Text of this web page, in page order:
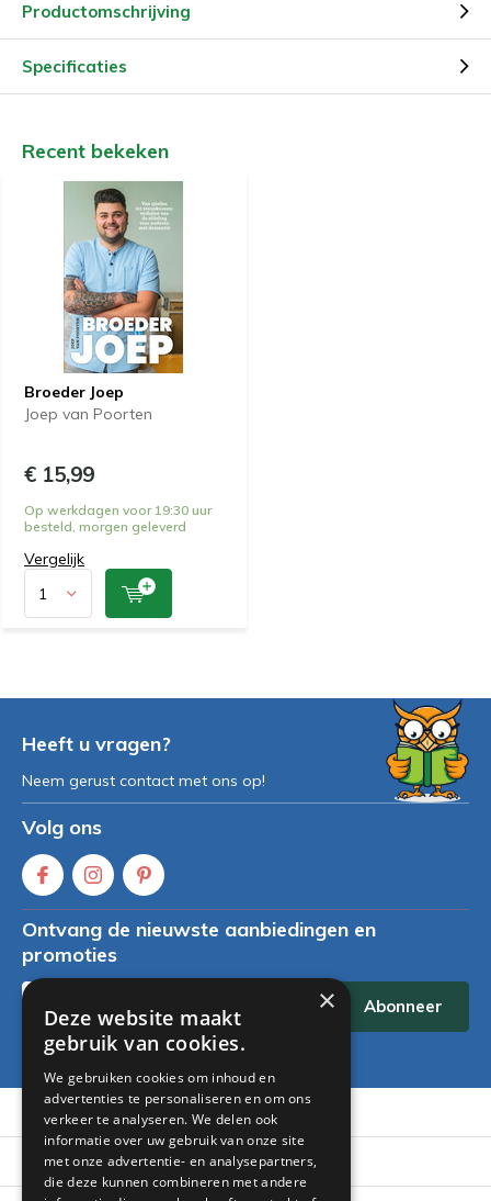
Productomschrijving
Specificaties
Recent bekeken
Broeder Joep
Joep van Poorten
€ 15,99
Op werkdagen voor 19:30 uur
besteld, morgen geleverd
Vergelijk
Heeft u vragen?
Neem gerust contact met ons op!
Volg ons
Ontvang de nieuwste aanbiedingen en
promoties
Abonneer
* Lees hier de wettelijke beperkingen
Klantenservice
Mijn account
×
Deze website maakt
gebruik van cookies.
We gebruiken cookies om inhoud en
advertenties te personaliseren en om ons
verkeer te analyseren. We delen ook
informatie over uw gebruik van onze site
met onze advertentie- en analysepartners,
die deze kunnen combineren met andere